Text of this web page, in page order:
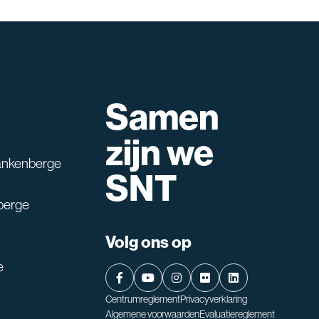
Samen
zijn we
SNT
Volg ons op
CentrumreglementPrivacyverklaring
Algemene voorwaardenEvaluatiereglement